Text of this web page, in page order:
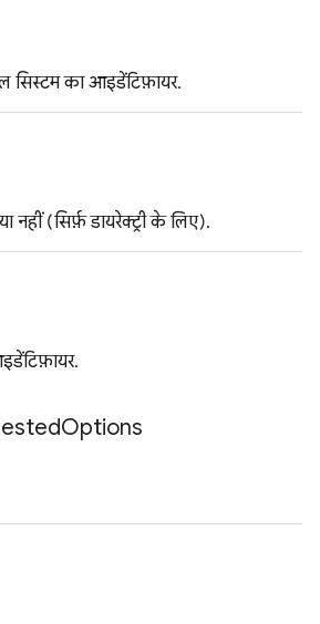
सिस्टम का आइडेंटिफ़ायर.
नहीं (सिर्फ़ डायरेक्ट्री के लिए).
Options